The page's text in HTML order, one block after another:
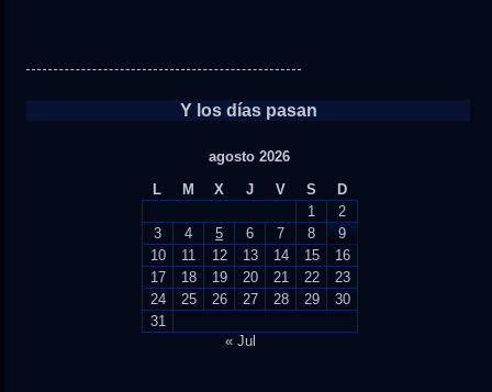
Y los días pasan
agosto 2026
L
M X J V S
D
1
2
3
4 5 6 7 8
9
10
11 12 13 14 15
16
17
18 19 20 21 22
23
24
25 26 27 28 29
30
31
« Jul